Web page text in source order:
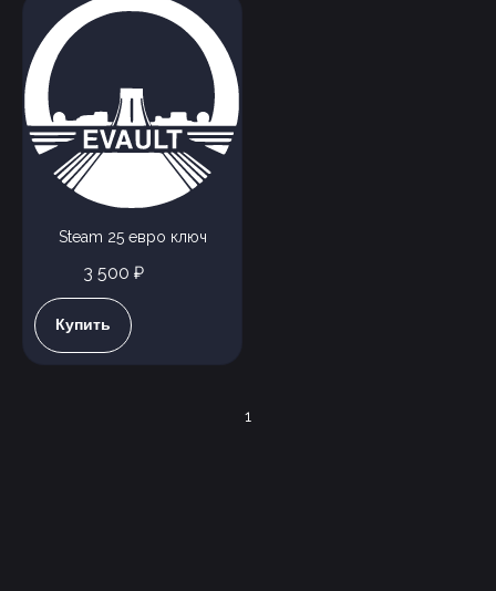
Steam 25 евро ключ
3 500 ₽
Купить
1